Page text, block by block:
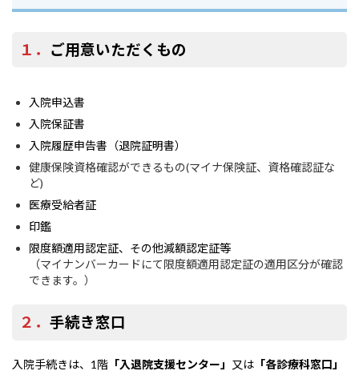
１． ご用意いただくもの
入院申込書
入院保証書
入院履歴申告書（退院証明書）
健康保険資格確認ができるもの(マイナ保険証、資格確認証な
ど)
医療受給者証
印鑑
限度額適用認定証、その他減額認定証等
（マイナンバーカードにて限度額適用認定証の適用区分が確認
できます。）
２．手続き窓口
入院手続きは、1階 「入退院支援センター」 又は 「各診療科窓口」